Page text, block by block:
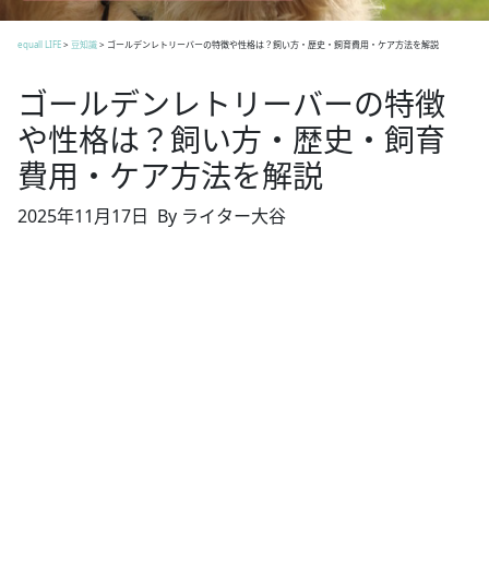
equall LIFE> 豆知識> ゴールデンレトリーバーの特徴や性格は？飼い方・歴史・飼育費用・ケア方法を解説
ゴールデンレトリーバーの特徴
や性格は？飼い方・歴史・飼育
費用・ケア方法を解説
2025年11月17日 By ライター大谷